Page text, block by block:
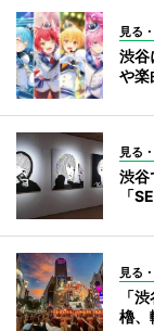
見る
渋谷
や楽
見る
渋谷
「
見る
「
櫓、